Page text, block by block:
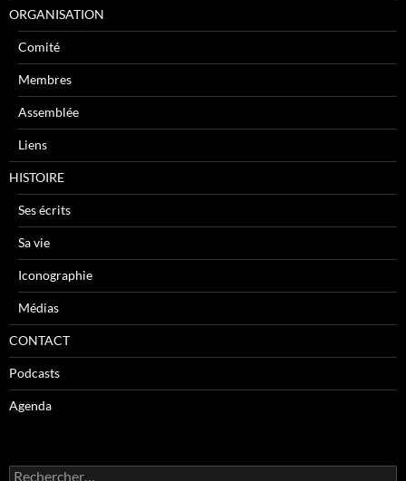
ORGANISATION
Comité
Membres
Assemblée
Liens
HISTOIRE
Ses écrits
Sa vie
Iconographie
Médias
CONTACT
Podcasts
Agenda
R